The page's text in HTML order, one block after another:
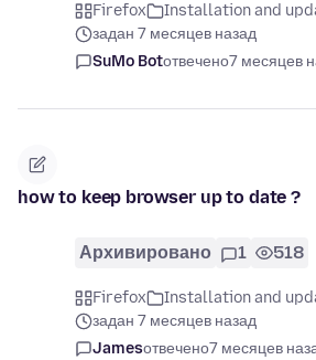
Firefox
Installation and
задан 7 месяцев назад
SuMo Botотвечено7 месяцев
how to keep browser up to date ?
Архивировано 1 518
Firefox
Installation and
задан 7 месяцев назад
Jamesотвечено7 месяцев